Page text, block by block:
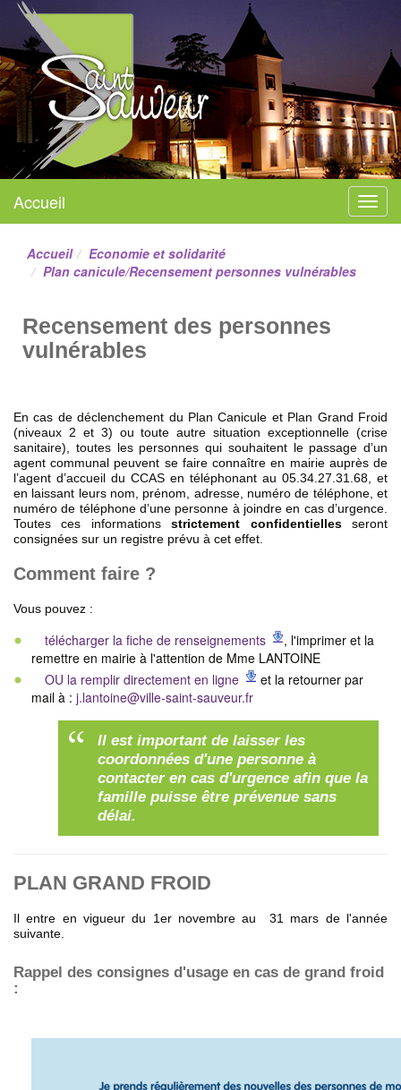
Mairie de Saint-Sauveur
Site officiel
Menu
Accueil
Accueil
Economie et solidarité
Plan canicule/Recensement personnes vulnérables
Recensement des personnes
vulnérables
En cas de déclenchement du Plan Canicule et Plan Grand Froid
(niveaux 2 et 3) ou toute autre situation exceptionnelle (crise
sanitaire), toutes les personnes qui souhaitent le passage d’un
agent communal peuvent se faire connaître en mairie auprès de
l’agent d’accueil du CCAS en téléphonant au 05.34.27.31.68, et
en laissant leurs nom, prénom, adresse, numéro de téléphone, et
numéro de téléphone d’une personne à joindre en cas d’urgence.
Toutes ces informationsstrictement confidentiellesseront
consignées sur un registre prévu à cet effet.
Comment faire ?
Vous pouvez :
télécharger la fiche de renseignements
, l'imprimer et la
remettre en mairie à l'attention de Mme LANTOINE
OU la remplir directement en ligne
et la retourner par
mail à : j.lantoine@ville-saint-sauveur.fr
Il est important de laisser les
coordonnées d'une personne à
contacter en cas d'urgence afin que la
famille puisse être prévenue sans
délai.
PLAN GRAND FROID
Il entre en vigueur du 1er novembre au 31 mars de l'année
suivante.
Rappel des consignes d'usage en cas de grand froid
: